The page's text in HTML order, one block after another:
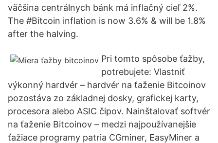
väčšina centrálnych bánk má inflačný cieľ 2%.
The #Bitcoin inflation is now 3.6% & will be 1.8%
after the halving.
Pri tomto spôsobe ťažby,
potrebujete: Vlastniť
výkonný hardvér – hardvér na ťaženie Bitcoinov
pozostáva zo základnej dosky, grafickej karty,
procesora alebo ASIC čipov. Nainštalovať softvér
na ťaženie Bitcoinov – medzi najpoužívanejšie
ťažiace programy patria CGminer, EasyMiner a